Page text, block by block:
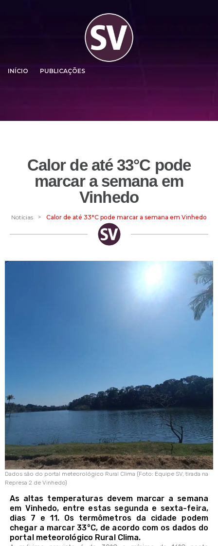
INÍCIO PUBLICAÇÕES
Calor de até 33°C pode
marcar a semana em
Vinhedo
Notícias > Calor de até 33°C pode marcar a semana em Vinhedo
Dados são do portal meteorológico Rural Clima (Foto: Equipe SV, tirada na
Represa 2 de Vinhedo)
As altas temperaturas devem marcar a semana
em Vinhedo, entre estas segunda e sexta-feira,
dias 7 e 11. Os termômetros da cidade podem
chegar a marcar 33°C, de acordo com os dados do
portal meteorológico Rural Clima.